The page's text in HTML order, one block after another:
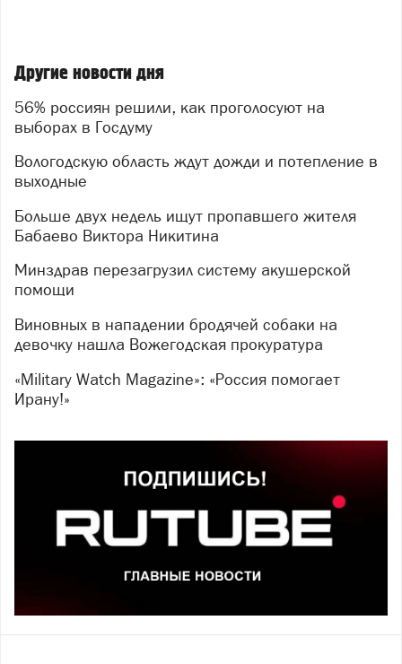
Другие новости дня
56% россиян решили, как проголосуют на
выборах в Госдуму
Вологодскую область ждут дожди и потепление в
выходные
Больше двух недель ищут пропавшего жителя
Бабаево Виктора Никитина
Минздрав перезагрузил систему акушерской
помощи
Виновных в нападении бродячей собаки на
девочку нашла Вожегодская прокуратура
«Military Watch Magazine»: «Россия помогает
Ирану!»